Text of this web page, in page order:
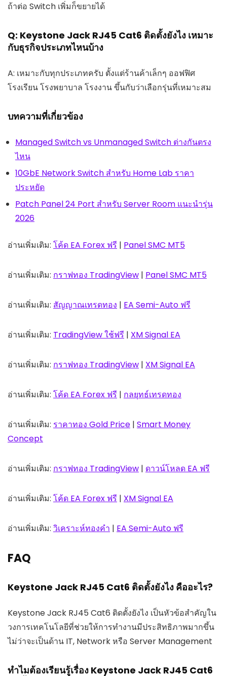
ถ้าต่อ Switch เพิ่มก็ขยายได้
Q: Keystone Jack RJ45 Cat6 ติดตั้งยังไง เหมาะ
กับธุรกิจประเภทไหนบ้าง
A: เหมาะกับทุกประเภทครับ ตั้งแต่ร้านค้าเล็กๆ ออฟฟิศ
โรงเรียน โรงพยาบาล โรงงาน ขึ้นกับว่าเลือกรุ่นที่เหมาะสม
บทความที่เกี่ยวข้อง
Managed Switch vs Unmanaged Switch ต่างกันตรง
ไหน
10GbE Network Switch สำหรับ Home Lab ราคา
ประหยัด
Patch Panel 24 Port สำหรับ Server Room แนะนำรุ่น
2026
อ่านเพิ่มเติม: โค้ด EA Forex ฟรี | Panel SMC MT5
อ่านเพิ่มเติม: กราฟทอง TradingView | Panel SMC MT5
อ่านเพิ่มเติม: สัญญาณเทรดทอง | EA Semi-Auto ฟรี
อ่านเพิ่มเติม: TradingView ใช้ฟรี | XM Signal EA
อ่านเพิ่มเติม: กราฟทอง TradingView | XM Signal EA
อ่านเพิ่มเติม: โค้ด EA Forex ฟรี | กลยุทธ์เทรดทอง
อ่านเพิ่มเติม: ราคาทอง Gold Price | Smart Money
Concept
อ่านเพิ่มเติม: กราฟทอง TradingView | ดาวน์โหลด EA ฟรี
อ่านเพิ่มเติม: โค้ด EA Forex ฟรี | XM Signal EA
อ่านเพิ่มเติม: วิเคราะห์ทองคำ | EA Semi-Auto ฟรี
FAQ
Keystone Jack RJ45 Cat6 ติดตั้งยังไง คืออะไร?
Keystone Jack RJ45 Cat6 ติดตั้งยังไง เป็นหัวข้อสำคัญใน
วงการเทคโนโลยีที่ช่วยให้การทำงานมีประสิทธิภาพมากขึ้น
ไม่ว่าจะเป็นด้าน IT, Network หรือ Server Management
ทำไมต้องเรียนรู้เรื่อง Keystone Jack RJ45 Cat6